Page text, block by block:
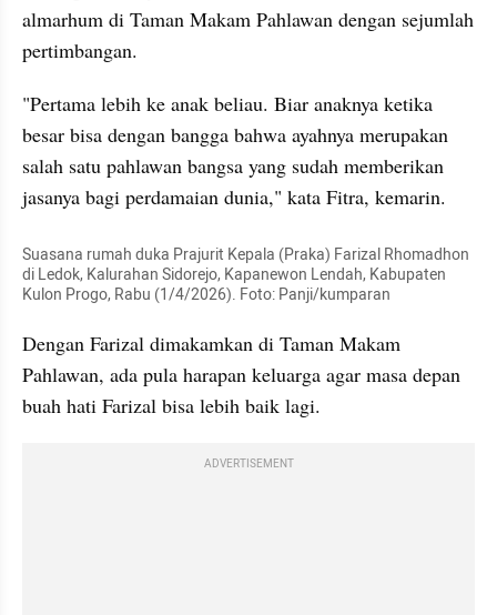
almarhum di Taman Makam Pahlawan dengan sejumlah
pertimbangan.
"Pertama lebih ke anak beliau. Biar anaknya ketika
besar bisa dengan bangga bahwa ayahnya merupakan
salah satu pahlawan bangsa yang sudah memberikan
jasanya bagi perdamaian dunia," kata Fitra, kemarin.
Suasana rumah duka Prajurit Kepala (Praka) Farizal Rhomadhon
di Ledok, Kalurahan Sidorejo, Kapanewon Lendah, Kabupaten
Kulon Progo, Rabu (1/4/2026). Foto: Panji/kumparan
Dengan Farizal dimakamkan di Taman Makam
Pahlawan, ada pula harapan keluarga agar masa depan
buah hati Farizal bisa lebih baik lagi.
ADVERTISEMENT